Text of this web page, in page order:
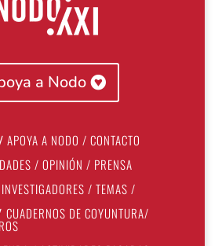
a Nodo
/ APOYA A NODO / CONTACTO
/ OPINIÓN / PRENSA
INVESTIGADORES / TEMAS /
CUADERNOS DE COYUNTURA/